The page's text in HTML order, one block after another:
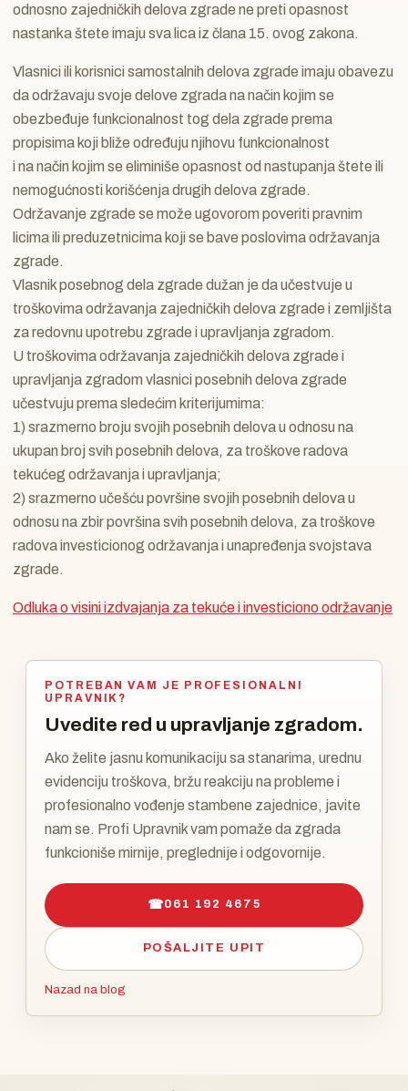
odnosno zajedničkih delova zgrade ne preti opasnost
nastanka štete imaju sva lica iz člana 15. ovog zakona.
Vlasnici ili korisnici samostalnih delova zgrade imaju obavezu
da održavaju svoje delove zgrada na način kojim se
obezbeđuje funkcionalnost tog dela zgrade prema
propisima koji bliže određuju njihovu funkcionalnost
i na način kojim se eliminiše opasnost od nastupanja štete ili
nemogućnosti korišćenja drugih delova zgrade.
Održavanje zgrade se može ugovorom poveriti pravnim
licima ili preduzetnicima koji se bave poslovima održavanja
zgrade.
Vlasnik posebnog dela zgrade dužan je da učestvuje u
troškovima održavanja zajedničkih delova zgrade i zemljišta
za redovnu upotrebu zgrade i upravljanja zgradom.
U troškovima održavanja zajedničkih delova zgrade i
upravljanja zgradom vlasnici posebnih delova zgrade
učestvuju prema sledećim kriterijumima:
1) srazmerno broju svojih posebnih delova u odnosu na
ukupan broj svih posebnih delova, za troškove radova
tekućeg održavanja i upravljanja;
2) srazmerno učešću površine svojih posebnih delova u
odnosu na zbir površina svih posebnih delova, za troškove
radova investicionog održavanja i unapređenja svojstava
zgrade.
Odluka o visini izdvajanja za tekuće i investiciono održavanje
POTREBAN VAM JE PROFESIONALNI
UPRAVNIK?
Uvedite red u upravljanje zgradom.
Ako želite jasnu komunikaciju sa stanarima, urednu
evidenciju troškova, bržu reakciju na probleme i
profesionalno vođenje stambene zajednice, javite
nam se. Profi Upravnik vam pomaže da zgrada
funkcioniše mirnije, preglednije i odgovornije.
☎061 192 4675
POŠALJITE UPIT
Nazad na blog